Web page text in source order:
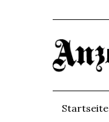
Startseite